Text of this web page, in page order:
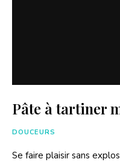
Pâte à tartiner
DOUCEURS
Se faire plaisir sans